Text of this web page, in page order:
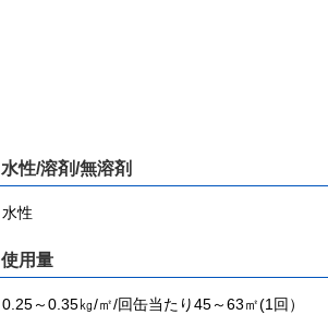
水性/溶剤/無溶剤
水性
使用量
0.25～0.35㎏/㎡/回缶当たり45～63㎡(1回）